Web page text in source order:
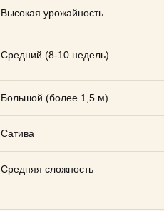
Высокая урожайность
Средний (8-10 недель)
Большой (более 1,5 м)
Сатива
Средняя сложность